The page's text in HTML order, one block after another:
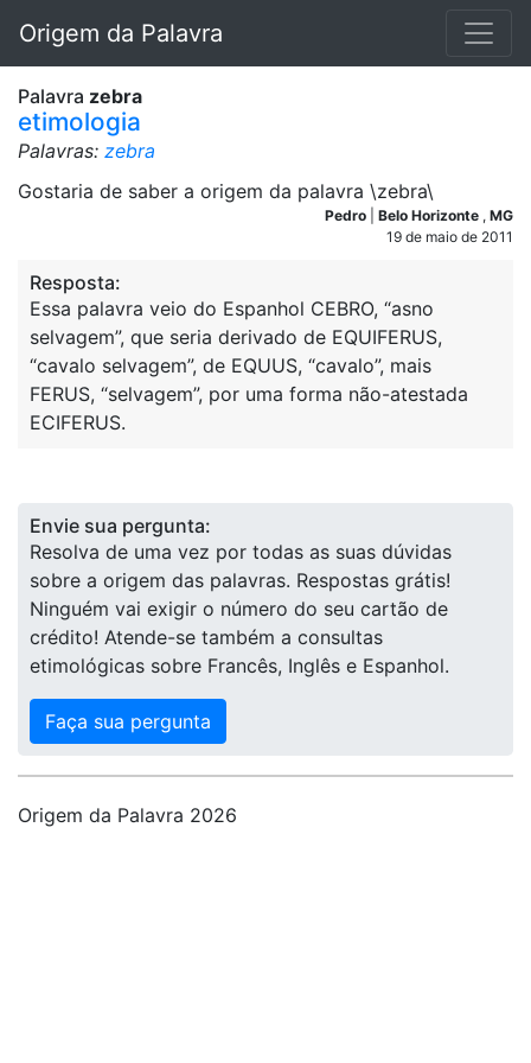
Origem da Palavra
Palavra zebra
etimologia
Palavras: zebra
Gostaria de saber a origem da palavra \zebra\
Pedro Belo Horizonte , MG
19 de maio de 2011
Resposta:
Essa palavra veio do Espanhol CEBRO, “asno
selvagem”, que seria derivado de EQUIFERUS,
“cavalo selvagem”, de EQUUS, “cavalo”, mais
FERUS, “selvagem”, por uma forma não-atestada
ECIFERUS.
Envie sua pergunta:
Resolva de uma vez por todas as suas dúvidas
sobre a origem das palavras. Respostas grátis!
Ninguém vai exigir o número do seu cartão de
crédito! Atende-se também a consultas
etimológicas sobre Francês, Inglês e Espanhol.
Faça sua pergunta
Origem da Palavra 2026